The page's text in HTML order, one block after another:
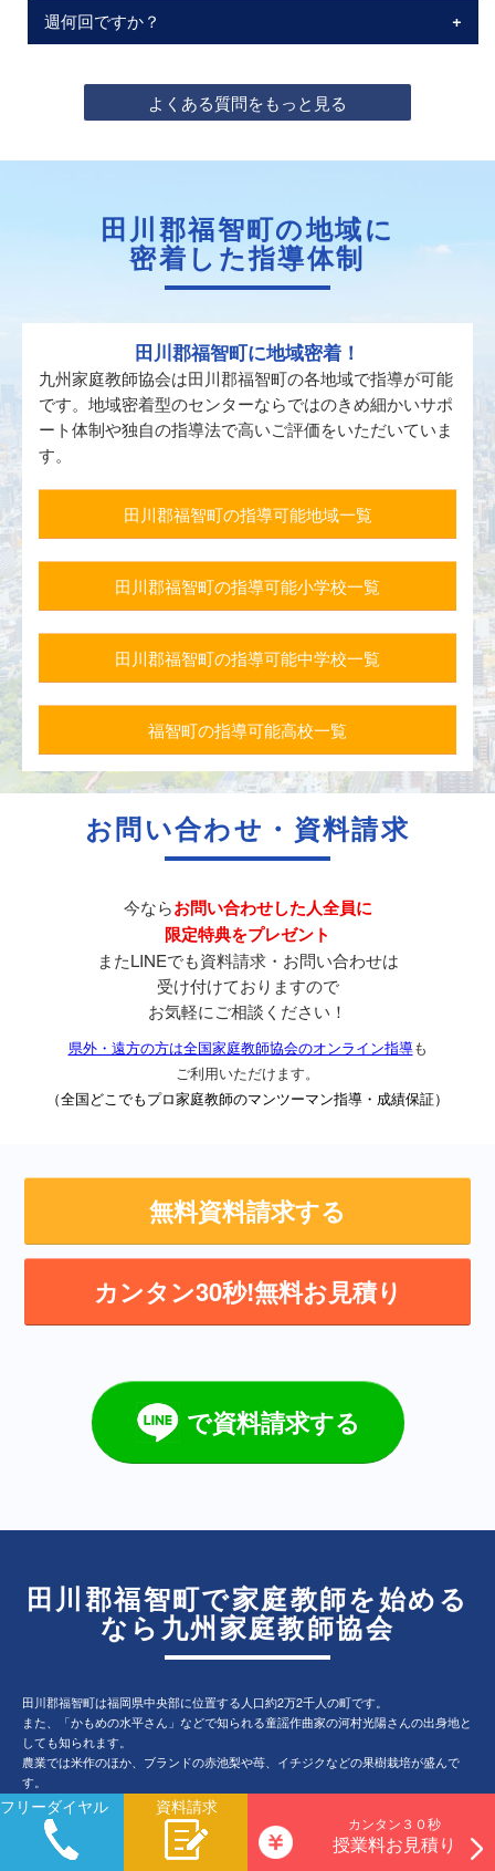
週何回ですか？
よくある質問をもっと見る
田川郡福智町の地域に
密着した指導体制
田川郡福智町に地域密着！
九州家庭教師協会は田川郡福智町の各地域で指導が可能
です。地域密着型のセンターならではのきめ細かいサポ
ート体制や独自の指導法で高いご評価をいただいていま
す。
田川郡福智町の指導可能地域一覧
田川郡福智町の指導可能小学校一覧
田川郡福智町の指導可能中学校一覧
福智町の指導可能高校一覧
お問い合わせ・資料請求
今ならお問い合わせした人全員に
限定特典をプレゼント
またLINEでも資料請求・お問い合わせは
受け付けておりますので
お気軽にご相談ください！
県外・遠方の方は全国家庭教師協会のオンライン指導も
ご利用いただけます。
（全国どこでもプロ家庭教師のマンツーマン指導・成績保証）
無料資料請求する
カンタン30秒!無料お見積り
で資料請求する
田川郡福智町で家庭教師を始める
なら九州家庭教師協会
田川郡福智町は福岡県中央部に位置する人口約2万2千人の町です。
また、「かもめの水平さん」などで知られる童謡作曲家の河村光陽さんの出身地と
しても知られます。
農業では米作のほか、ブランドの赤池梨や苺、イチジクなどの果樹栽培が盛んで
す。
福智町役場は金田に置かれ、町の中心から人々の暮らしや町の農業を支えていま
す。
そんな田川郡福智町で九州家庭教師協会は20年以上にわたって地域密着で指導を行
っています。必要やご要望に応じてオンライン家庭教師も可能です。
フリーダイヤル 資料請求
カンタン３０秒
授業料お見積り